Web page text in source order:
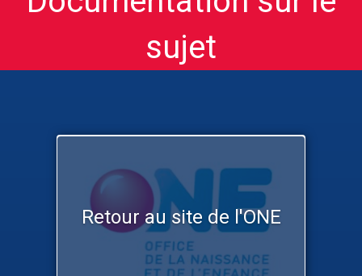
sujet
Retour au site de l'ONE